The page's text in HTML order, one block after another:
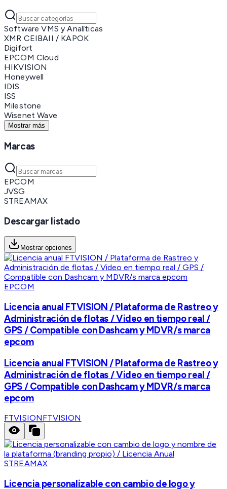
Software VMS y Analíticas
XMR CEIBAII / KAPOK
Digifort
EPCOM Cloud
HIKVISION
Honeywell
IDIS
ISS
Milestone
Wisenet Wave
Mostrar más
Marcas
EPCOM
JVSG
STREAMAX
Descargar listado
Mostrar opciones
EPCOM
Licencia anual FTVISION / Plataforma de Rastreo y
Administración de flotas / Video en tiempo real /
GPS / Compatible con Dashcam y MDVR/s marca
epcom
Licencia anual FTVISION / Plataforma de Rastreo y
Administración de flotas / Video en tiempo real /
GPS / Compatible con Dashcam y MDVR/s marca
epcom
FTVISIONFTVISION
STREAMAX
Licencia personalizable con cambio de logo y